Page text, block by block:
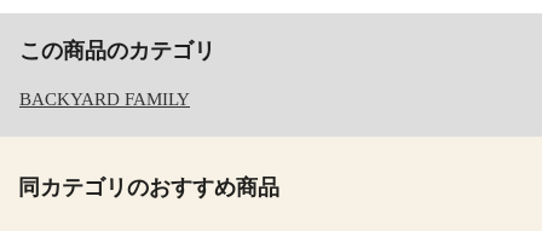
この商品のカテゴリ
BACKYARD FAMILY
同カテゴリのおすすめ商品